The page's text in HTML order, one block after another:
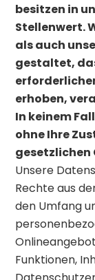
besitzen in
Stellenwert.
als auch
gestaltet,
erhoben,
In keinem
ohne Ihre
gesetzlichen
Unsere
Rechte aus
den Umfang
Funktionen,